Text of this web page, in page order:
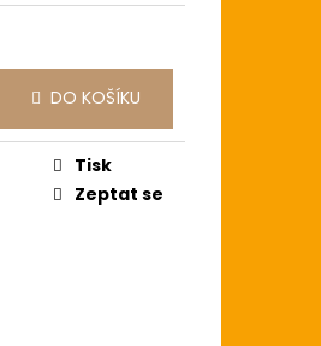
DO KOŠÍKU
Tisk
Zeptat se